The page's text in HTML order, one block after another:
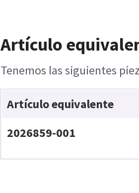
Artículo
Tenemos las siguientes
Artículo equivalente
2026859-001